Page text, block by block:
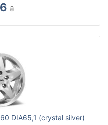
₴
DIA65,1 (crystal silver)